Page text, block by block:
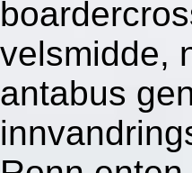
velsmidde,
antabus